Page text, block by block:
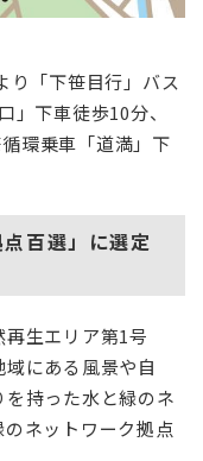
り「下笹目行」バス
」下車徒歩10分、
環乗車「道満」下
百選」に選定
生エリア第1号
にある風景や自
持った水と緑のネ
ネットワーク拠点